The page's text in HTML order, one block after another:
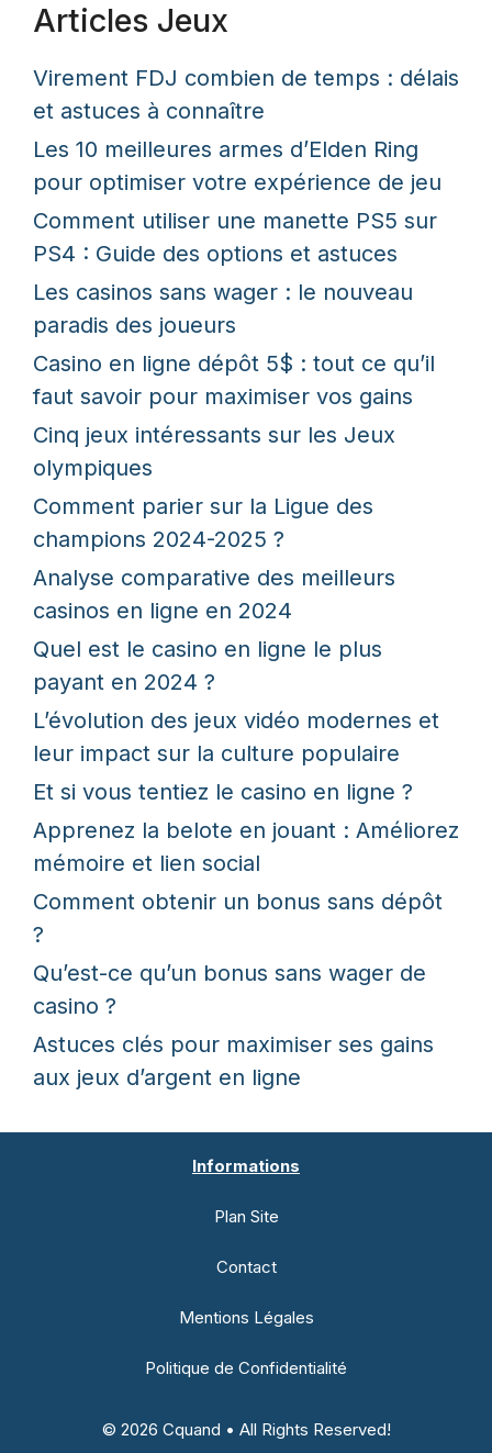
Articles Jeux
Virement FDJ combien de temps : délais
et astuces à connaître
Les 10 meilleures armes d’Elden Ring
pour optimiser votre expérience de jeu
Comment utiliser une manette PS5 sur
PS4 : Guide des options et astuces
Les casinos sans wager : le nouveau
paradis des joueurs
Casino en ligne dépôt 5$ : tout ce qu’il
faut savoir pour maximiser vos gains
Cinq jeux intéressants sur les Jeux
olympiques
Comment parier sur la Ligue des
champions 2024-2025 ?
Analyse comparative des meilleurs
casinos en ligne en 2024
Quel est le casino en ligne le plus
payant en 2024 ?
L’évolution des jeux vidéo modernes et
leur impact sur la culture populaire
Et si vous tentiez le casino en ligne ?
Apprenez la belote en jouant : Améliorez
mémoire et lien social
Comment obtenir un bonus sans dépôt
?
Qu’est-ce qu’un bonus sans wager de
casino ?
Astuces clés pour maximiser ses gains
aux jeux d’argent en ligne
Informations
Plan Site
Contact
Mentions Légales
Politique de Confidentialité
© 2026 Cquand • All Rights Reserved!